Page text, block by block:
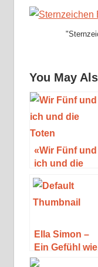
You May
«Wir Fünf und
ich und die
Toten» – Luci
van Org
Ella Simon –
Ein Gefühl wie
warmer